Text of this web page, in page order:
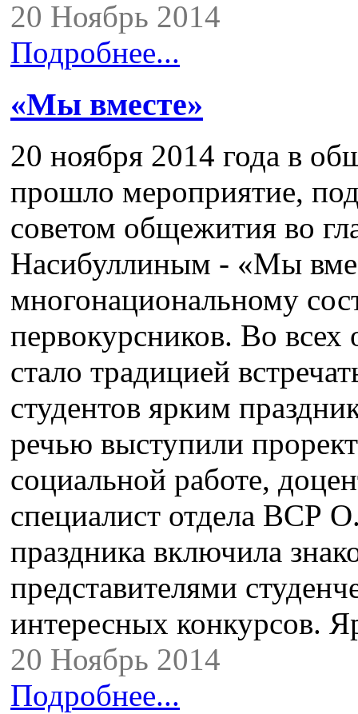
20 Ноябрь 2014
Подробнее...
«Мы вместе»
20 ноября 2014 года в
прошло мероприятие,
советом общежития во
Насибуллиным - «Мы
многонациональному
первокурсников. Во
стало традицией
студентов ярким
речью выступили
социальной работе,
специалист отдела ВСР
праздника включила
представителями
интересных конкурсов.
20 Ноябрь 2014
Подробнее...